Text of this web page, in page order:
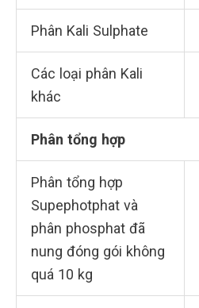
Phân Kali Sulphate
Các loại phân Kali
khác
Phân tổng hợp
Phân tổng hợp
Supephotphat và
phân phosphat đã
nung đóng gói không
quá 10 kg